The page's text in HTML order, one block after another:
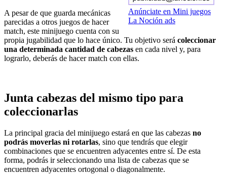
Anúnciate en Mini juegos
La Noción ads
A pesar de que guarda mecánicas
parecidas a otros juegos de hacer
match, este minijuego cuenta con su
propia jugabilidad que lo hace único. Tu objetivo será coleccionar
una determinada cantidad de cabezas en cada nivel y, para
lograrlo, deberás de hacer match con ellas.
Junta cabezas del mismo tipo para
coleccionarlas
La principal gracia del minijuego estará en que las cabezas no
podrás moverlas ni rotarlas, sino que tendrás que elegir
combinaciones que se encuentren adyacentes entre sí. De esta
forma, podrás ir seleccionando una lista de cabezas que se
encuentren adyacentes ortogonal o diagonalmente.